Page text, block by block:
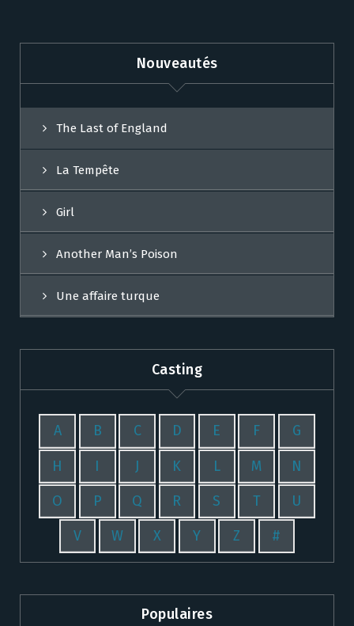
Nouveautés
The Last of England
La Tempête
Girl
Another Man’s Poison
Une affaire turque
Casting
A B C D E F G
H I J K L M N
O P Q R S T U
V W X Y Z #
Populaires